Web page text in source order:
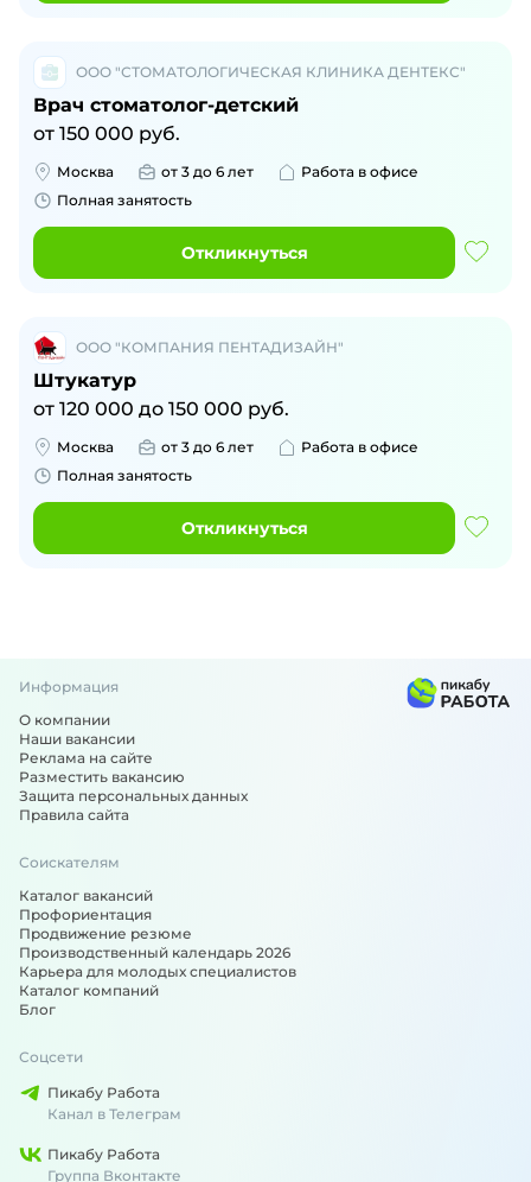
ООО "СТОМАТОЛОГИЧЕСКАЯ КЛИНИКА ДЕНТЕКС"
Врач стоматолог-детский
от 150 000 руб.
Москва от 3 до 6 лет
Работа в офисе
Полная занятость
Откликнуться
ООО "КОМПАНИЯ ПЕНТАДИЗАЙН"
Штукатур
от 120 000 до 150 000 руб.
Москва от 3 до 6 лет
Работа в офисе
Полная занятость
Откликнуться
Информация
О компании
Наши вакансии
Реклама на сайте
Разместить вакансию
Защита персональных данных
Правила сайта
Соискателям
Каталог вакансий
Профориентация
Продвижение резюме
Производственный календарь 2026
Карьера для молодых специалистов
Каталог компаний
Блог
Соцсети
Пикабу Работа
Канал в Телеграм
Пикабу Работа
Группа Вконтакте